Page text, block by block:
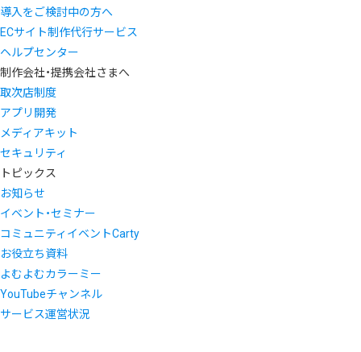
導入をご検討中の方へ
ECサイト制作代行サービス
ヘルプセンター
制作会社・提携会社さまへ
取次店制度
アプリ開発
メディアキット
セキュリティ
トピックス
お知らせ
イベント・セミナー
コミュニティイベントCarty
お役立ち資料
よむよむカラーミー
YouTubeチャンネル
サービス運営状況